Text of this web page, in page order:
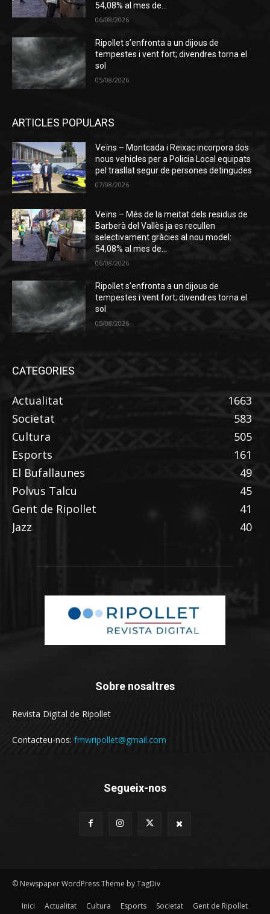
54,08% al mes de...
06/08/2026
Ripollet s’enfronta a un dijous de
tempestes i vent fort; divendres torna el
sol
05/08/2026
ARTICLES POPULARS
Veïns – Montcada i Reixac incorpora dos
nous vehicles per a Policia Local equipats
pel trasllat segur de persones detingudes
07/08/2026
Veïns – Més de la meitat dels residus de
Barberà del Vallès ja es recullen
selectivament gràcies al nou model:
54,08% al mes de...
06/08/2026
Ripollet s’enfronta a un dijous de
tempestes i vent fort; divendres torna el
sol
05/08/2026
CATEGORIES
Actualitat
1663
Societat
583
Cultura
505
Esports
161
El Bufallaunes
49
Polvus Talcu
45
Gent de Ripollet
41
Jazz
40
Sobre nosaltres
Revista Digital de Ripollet
Contacteu-nos: fmwripollet@gmail.com
Segueix-nos
© Newspaper WordPress Theme by TagDiv
Inici Actualitat Cultura Esports Societat
Gent de Ripollet